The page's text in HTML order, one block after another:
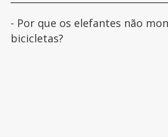
- Por que os elefantes não
bicicletas?